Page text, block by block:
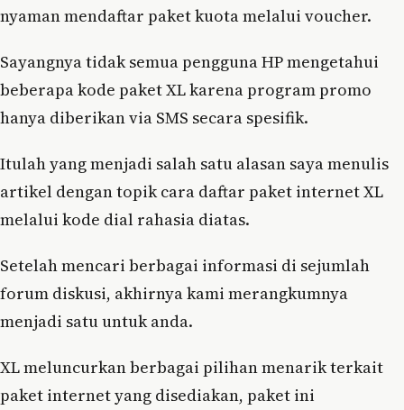
nyaman mendaftar paket kuota melalui voucher.
Sayangnya tidak semua pengguna HP mengetahui
beberapa kode paket XL karena program promo
hanya diberikan via SMS secara spesifik.
Itulah yang menjadi salah satu alasan saya menulis
artikel dengan topik cara daftar paket internet XL
melalui kode dial rahasia diatas.
Setelah mencari berbagai informasi di sejumlah
forum diskusi, akhirnya kami merangkumnya
menjadi satu untuk anda.
XL meluncurkan berbagai pilihan menarik terkait
paket internet yang disediakan, paket ini